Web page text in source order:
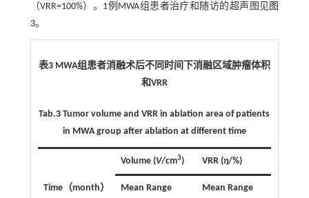
（VRR=100%）。1例MWA组患者治疗和随访的超声图见图
3。
表3 MWA组患者消融术后不同时间下消融区域肿瘤体积
和VRR
Tab.3 Tumor volume and VRR in ablation area of patients
in MWA group after ablation at different time
Time（month）
Volume (V/cm3) VRR (η/%)
Mean Range Mean Range